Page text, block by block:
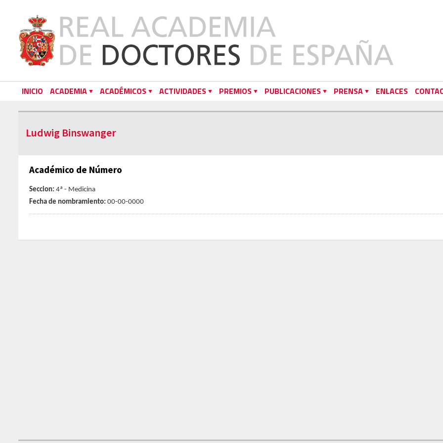
INICIO ACADEMIA ACADÉMICOS ACTIVIDADES PREMIOS PUBLICACIONES PRENSA ENLACES
Ludwig Binswanger
Académico de Número
Seccion: 4ª - Medicina
Fecha de nombramiento: 00-00-0000